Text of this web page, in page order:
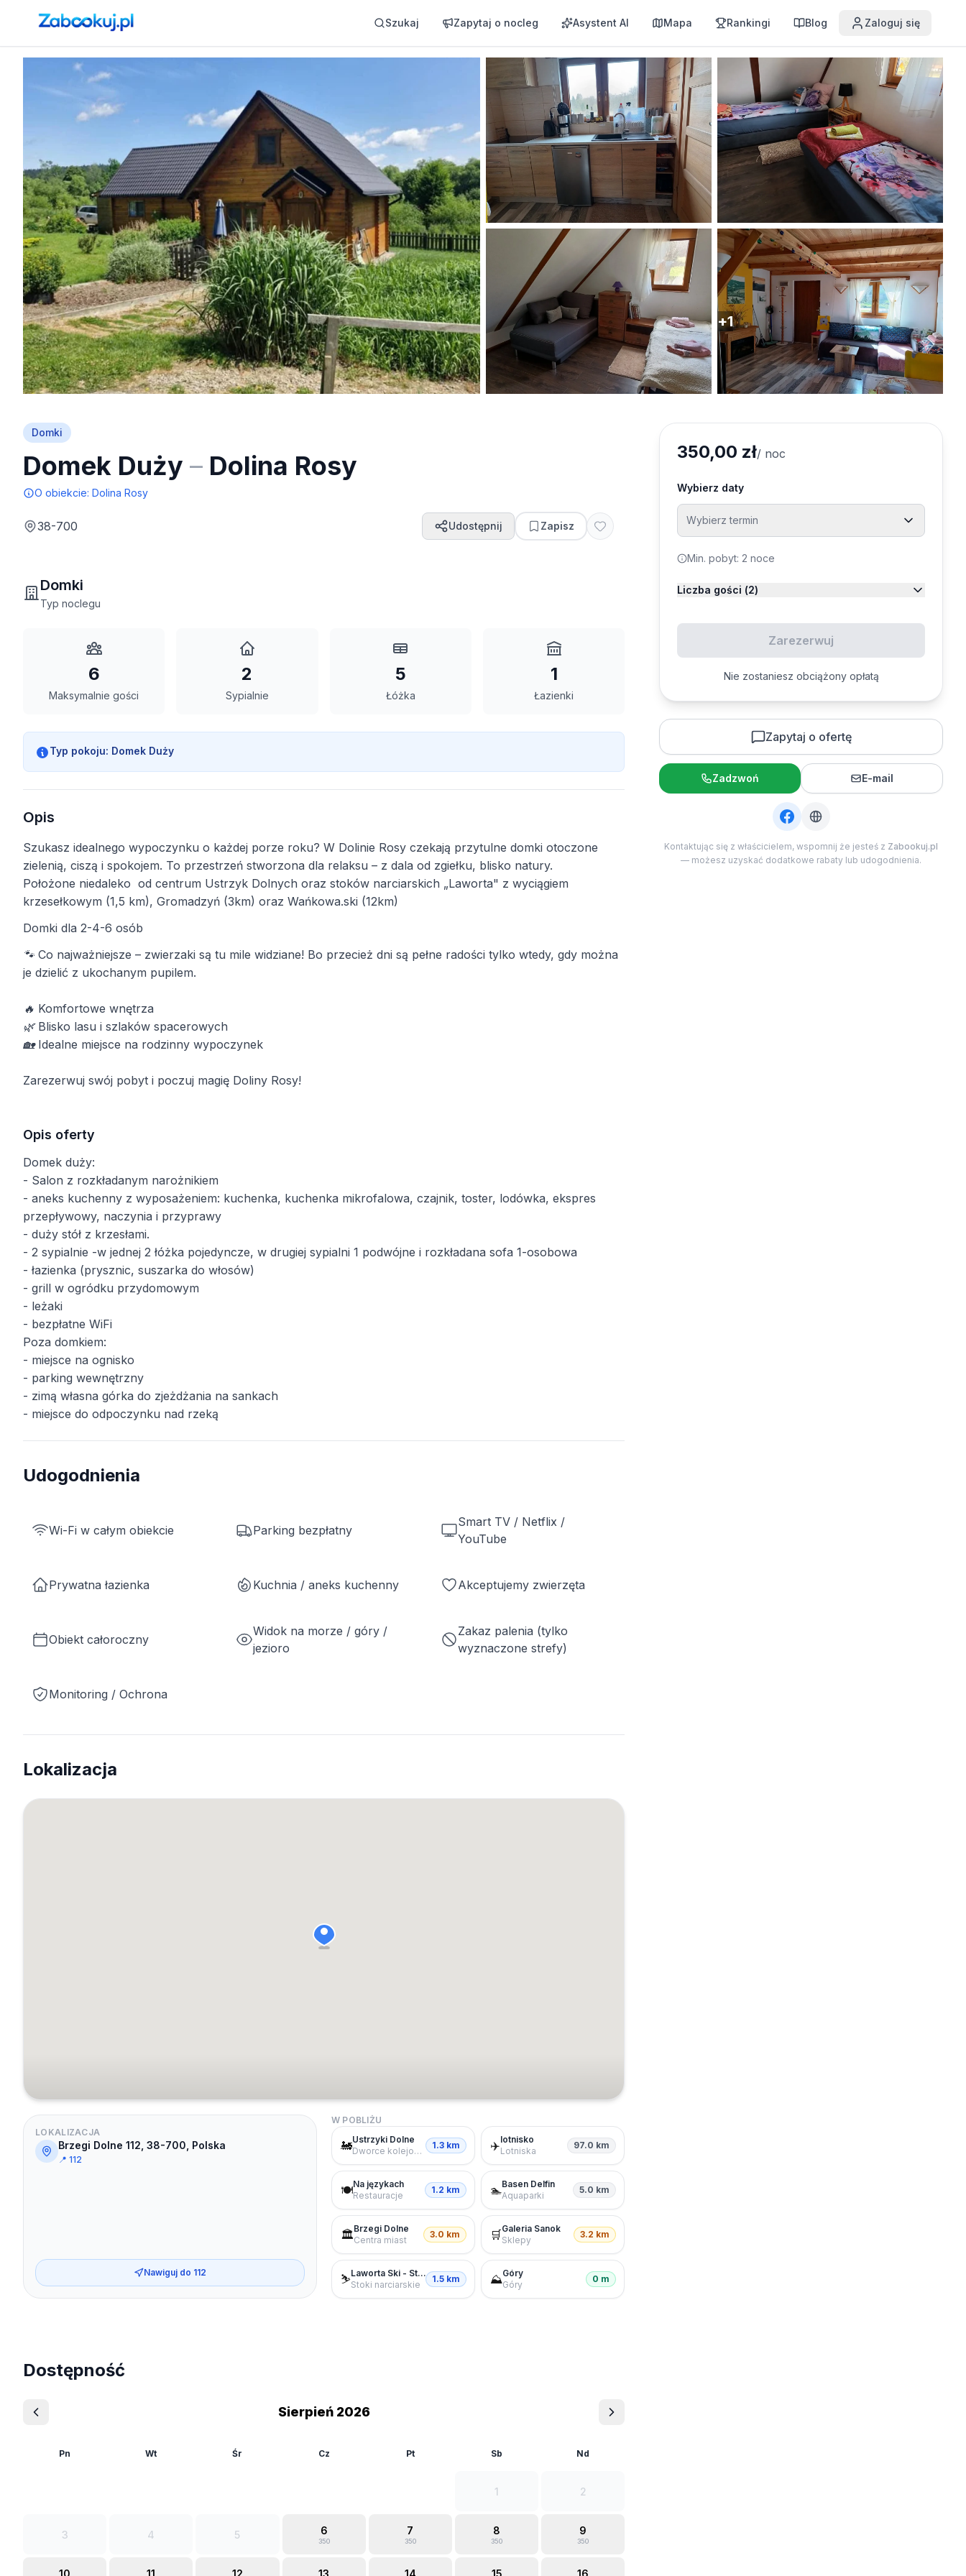
Szukaj Zapytaj o nocleg Asystent AI Mapa Rankingi Blog Zaloguj się
+1
Domki
Domek Duży – Dolina Rosy
O obiekcie: Dolina Rosy
38-700 Udostępnij Zapisz
Domki
Typ noclegu
6
Maksymalnie gości
2
Sypialnie
5
Łóżka
1
Łazienki
Typ pokoju: Domek Duży
Opis
Szukasz idealnego wypoczynku o każdej porze roku? W Dolinie Rosy czekają przytulne domki otoczone
zielenią, ciszą i spokojem. To przestrzeń stworzona dla relaksu – z dala od zgiełku, blisko natury.
Położone niedaleko od centrum Ustrzyk Dolnych oraz stoków narciarskich „Laworta" z wyciągiem
krzesełkowym (1,5 km), Gromadzyń (3km) oraz Wańkowa.ski (12km)
Domki dla 2-4-6 osób
🐾 Co najważniejsze – zwierzaki są tu mile widziane! Bo przecież dni są pełne radości tylko wtedy, gdy można
je dzielić z ukochanym pupilem.
🔥 Komfortowe wnętrza
🌿 Blisko lasu i szlaków spacerowych
🏡 Idealne miejsce na rodzinny wypoczynek
Zarezerwuj swój pobyt i poczuj magię Doliny Rosy!
Opis oferty
Domek duży:
- Salon z rozkładanym narożnikiem
- aneks kuchenny z wyposażeniem: kuchenka, kuchenka mikrofalowa, czajnik, toster, lodówka, ekspres
przepływowy, naczynia i przyprawy
- duży stół z krzesłami.
- 2 sypialnie -w jednej 2 łóżka pojedyncze, w drugiej sypialni 1 podwójne i rozkładana sofa 1-osobowa
- łazienka (prysznic, suszarka do włosów)
- grill w ogródku przydomowym
- leżaki
- bezpłatne WiFi
Poza domkiem:
- miejsce na ognisko
- parking wewnętrzny
- zimą własna górka do zjeżdżania na sankach
- miejsce do odpoczynku nad rzeką
Udogodnienia
Wi-Fi w całym obiekcie Parking bezpłatny
Smart TV / Netflix /
YouTube
Prywatna łazienka Kuchnia / aneks kuchenny Akceptujemy zwierzęta
Obiekt całoroczny
Widok na morze / góry /
jezioro
Zakaz palenia (tylko
wyznaczone strefy)
Monitoring / Ochrona
Lokalizacja
LOKALIZACJA
Brzegi Dolne 112, 38-700, Polska
📍 112
Nawiguj do 112
W POBLIŻU
🚂Ustrzyki Dolne
Dworce kolejowe
1.3 km ✈️lotnisko
Lotniska
97.0 km
🍽️Na językach
Restauracje
1.2 km 🏊Basen Delfin
Aquaparki
5.0 km
🏛️Brzegi Dolne
Centra miast
3.0 km 🛒Galeria Sanok
Sklepy
3.2 km
⛷️
Laworta Ski - Stacja Narciarska
Stoki narciarskie
1.5 km ⛰️Góry
Góry
0 m
Dostępność
Sierpień 2026
Pn Wt Śr Cz Pt Sb Nd
1 2
3 4 5 6
350
7
350
8
350
9
350
10 11 12 13 14 15 16
350,00 zł/ noc
Wybierz daty
Wybierz termin
3
4 5 6 7 8
9
11 12 13 14 15
Min. pobyt: 2 noce
Liczba gości (2)
Od 13 lat
0
Niemowlęta
0
Zarezerwuj
Nie zostaniesz obciążony opłatą
Zapytaj o ofertę
Zadzwoń E-mail
Kontaktując się z właścicielem, wspomnij że jesteś z Zabookuj.pl
— możesz uzyskać dodatkowe rabaty lub udogodnienia.